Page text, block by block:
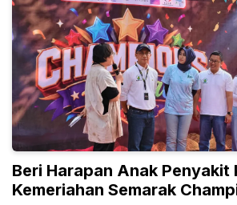
Beri Harapan Anak Penyakit
Kemeriahan Semarak